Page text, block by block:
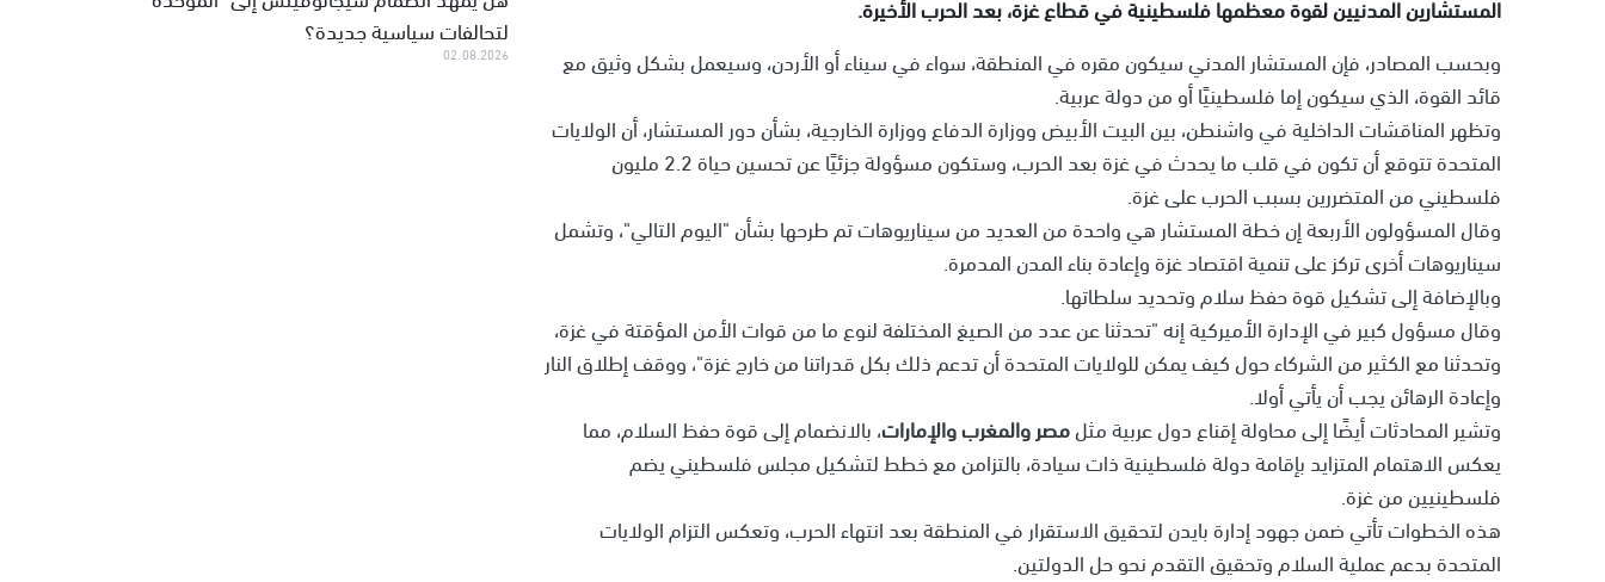
وبحسب المصادر، فإن المستشار المدني سيكون مقره في المنطقة، سواء في سيناء أو الأردن، وسيعمل بشكل وثيق مع
قائد القوة، الذي سيكون إما فلسطينيًا أو من دولة عربية.
وتظهر المناقشات الداخلية في واشنطن، بين البيت الأبيض ووزارة الدفاع ووزارة الخارجية، بشأن دور المستشار، أن الولايات
المتحدة تتوقع أن تكون في قلب ما يحدث في غزة بعد الحرب، وستكون مسؤولة جزئيًا عن تحسين حياة 2.2 مليون
فلسطيني من المتضررين بسبب الحرب على غزة.
وقال المسؤولون الأربعة إن خطة المستشار هي واحدة من العديد من سيناريوهات تم طرحها بشأن "اليوم التالي"، وتشمل
سيناريوهات أخرى تركز على تنمية اقتصاد غزة وإعادة بناء المدن المدمرة.
وبالإضافة إلى تشكيل قوة حفظ سلام وتحديد سلطاتها.
وقال مسؤول كبير في الإدارة الأميركية إنه "تحدثنا عن عدد من الصيغ المختلفة لنوع ما من قوات الأمن المؤقتة في غزة،
وتحدثنا مع الكثير من الشركاء حول كيف يمكن للولايات المتحدة أن تدعم ذلك بكل قدراتنا من خارج غزة"، ووقف إطلاق النار
وإعادة الرهائن يجب أن يأتي أولا.
وتشير المحادثات أيضًا إلى محاولة إقناع دول عربية مثلمصر والمغرب والإمارات، بالانضمام إلى قوة حفظ السلام، مما
يعكس الاهتمام المتزايد بإقامة دولة فلسطينية ذات سيادة، بالتزامن مع خطط لتشكيل مجلس فلسطيني يضم
فلسطينيين من غزة.
هذه الخطوات تأتي ضمن جهود إدارة بايدن لتحقيق الاستقرار في المنطقة بعد انتهاء الحرب، وتعكس التزام الولايات
المتحدة بدعم عملية السلام وتحقيق التقدم نحو حل الدولتين.
لتحالفات سياسية جديدة؟
02.08.2026